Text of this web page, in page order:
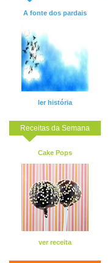
A fonte dos pardais
ler história
Receitas da Semana
Cake Pops
ver receita